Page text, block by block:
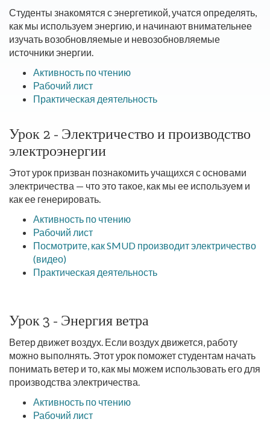
Студенты знакомятся с энергетикой, учатся определять,
как мы используем энергию, и начинают внимательнее
изучать возобновляемые и невозобновляемые
источники энергии.
Активность по чтению
Рабочий лист
Практическая деятельность
Урок 2 - Электричество и производство
электроэнергии
Этот урок призван познакомить учащихся с основами
электричества — что это такое, как мы ее используем и
как ее генерировать.
Активность по чтению
Рабочий лист
Посмотрите, как SMUD производит электричество
(видео)
Практическая деятельность
Урок 3 - Энергия ветра
Ветер движет воздух. Если воздух движется, работу
можно выполнять. Этот урок поможет студентам начать
понимать ветер и то, как мы можем использовать его для
производства электричества.
Активность по чтению
Рабочий лист